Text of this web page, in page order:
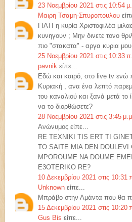
23 Νοεμβρίου 2021 στις 10:54
Μαιρη Τσαμη-Σπυροπουλου
ΓΙΑΤΙ η κυρία Χριστοφιλέα
κυνηγουν ; Μην δινετε τονο
πιο "στακατα" - αργα κυρια
25 Νοεμβρίου 2021 στις 10:33
pavnik είπε...
Εδώ και καιρό, στο live tv ενώ
Κυριακή , ανα ένα λεπτό
του καναλιού και ξανά μετά το
να το διορθώσετε?
28 Νοεμβρίου 2021 στις 3:45
Ανώνυμος είπε...
RE TEXNIKI TIS ERT TI
TO SAITE MIA DEN DOULEVI
MPOROUME NA DOUME
E3OTERIKO RE?
10 Δεκεμβρίου 2021 στις 10:31
Unknown είπε...
Μπράβο στην Αμάντα που θα
15 Δεκεμβρίου 2021 στις 10:20
Gus Bis είπε...